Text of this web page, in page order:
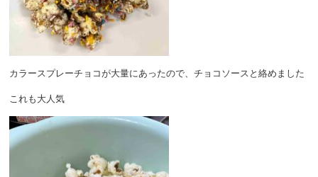
カラースプレーチョコが大量にあったので、チョコソースと絡めました
これも大人気